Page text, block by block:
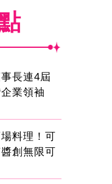
長連4屆
業領袖
料理！可
創無限可